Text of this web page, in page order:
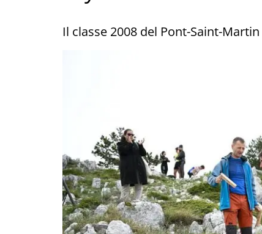
Il classe 2008 del Pont-Saint-